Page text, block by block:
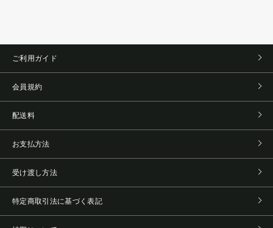
ご利用ガイド
会員規約
配送料
お支払方法
受け渡し方法
特定商取引法に基づく表記